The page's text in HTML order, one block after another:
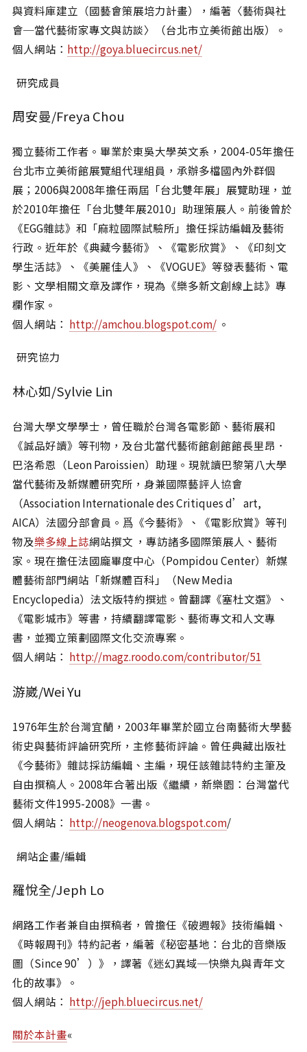
與資料庫建立（國藝會策展培力計畫），編著〈藝術與社
會─當代藝術家專文與訪談〉（台北市立美術館出版）。
個人網站： http://goya.bluecircus.net/
研究成員
周安曼/Freya Chou
獨立藝術工作者。畢業於東吳大學英文系，2004-05年擔任
台北市立美術館展覽組代理組員，承辦多檔國內外群個
展；2006與2008年擔任兩屆「台北雙年展」展覽助理，並
於2010年擔任「台北雙年展2010」助理策展人。前後曾於
《EGG雜誌》和「麻粒國際試驗所」擔任採訪編輯及藝術
行政。近年於《典藏今藝術》、《電影欣賞》、《印刻文
學生活誌》、《美麗佳人》、《VOGUE》等發表藝術、電
影、文學相關文章及譯作，現為《樂多新文創線上誌》專
欄作家。
個人網站： http://amchou.blogspot.com/ 。
研究協力
林心如/Sylvie Lin
台灣大學文學學士，曾任職於台灣各電影節、藝術展和
《誠品好讀》等刊物，及台北當代藝術館創館館長里昂．
巴洛希恩（Leon Paroissien）助理。現就讀巴黎第八大學
當代藝術及新媒體研究所，身兼國際藝評人協會
（Association Internationale des Critiques d’art,
AICA）法國分部會員。爲《今藝術》、《電影欣賞》等刊
物及樂多線上誌網站撰文 ，專訪諸多國際策展人、藝術
家。現在擔任法國龐畢度中心（Pompidou Center）新媒
體藝術部門網站「新媒體百科」（New Media
Encyclopedia）法文版特約撰述。曾翻譯《塞杜文選》、
《電影城市》等書，持續翻譯電影、藝術專文和人文專
書，並獨立策劃國際文化交流專案。
個人網站： http://magz.roodo.com/contributor/51
游崴/Wei Yu
1976年生於台灣宜蘭，2003年畢業於國立台南藝術大學藝
術史與藝術評論研究所，主修藝術評論。曾任典藏出版社
《今藝術》雜誌採訪編輯、主編，現任該雜誌特約主筆及
自由撰稿人。2008年合著出版《繼續，新樂園：台灣當代
藝術文件1995-2008》一書。
個人網站： http://neogenova.blogspot.com/
網站企畫/編輯
羅悅全/Jeph Lo
網路工作者兼自由撰稿者，曾擔任《破週報》技術編輯、
《時報周刊》特約記者，編著《秘密基地：台北的音樂版
圖（Since 90’）》，譯著《迷幻異域─快樂丸與青年文
化的故事》。
個人網站： http://jeph.bluecircus.net/
關於本計畫«